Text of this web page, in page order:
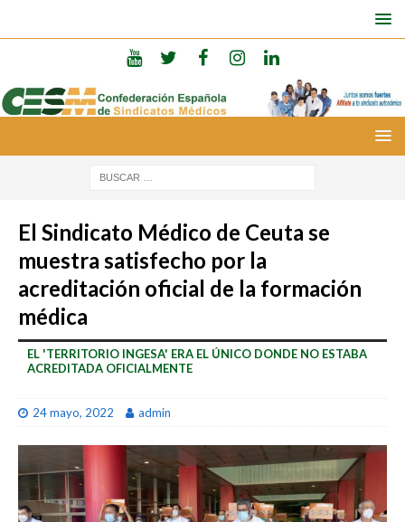
El Sindicato Médico de Ceuta se
muestra satisfecho por la
acreditación oficial de la formación
médica
EL 'TERRITORIO INGESA' ERA EL ÚNICO DONDE NO ESTABA
ACREDITADA OFICIALMENTE
24 mayo, 2022 admin